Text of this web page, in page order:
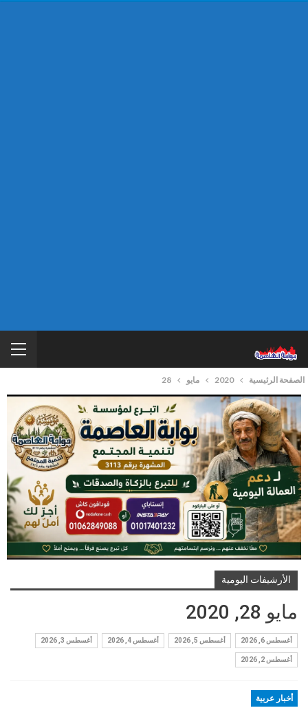
الصفحة الرئيسية 2020 مايو 28
الأرشيفات اليومية
مايو 28, 2020
أغسطس 6, 2026 أغسطس 5, 2026 أغسطس 4, 2026 أغسطس 3, 2026
أغسطس 2, 2026
أخبار عربية